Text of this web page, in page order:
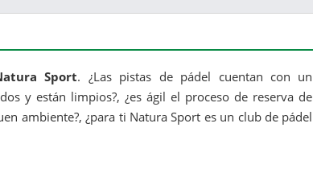
Sport. ¿Las pistas de pádel cuentan con un
y están limpios?, ¿es ágil el proceso de reserva de
ambiente?, ¿para ti Natura Sport es un club de pádel